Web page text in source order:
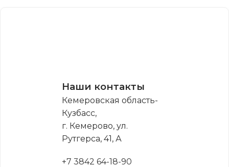
Наши контакты
Кемеровская область-
Кузбасс,
г. Кемерово, ул.
Рутгерса, 41, А
+7 3842 64-18-90